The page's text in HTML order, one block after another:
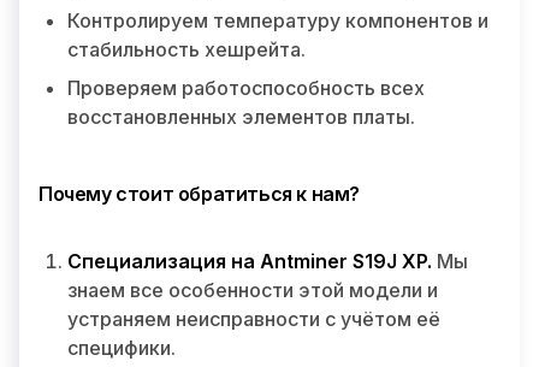
Контролируем температуру компонентов и
стабильность хешрейта.
Проверяем работоспособность всех
восстановленных элементов платы.
Почему стоит обратиться к нам?
Специализация на Antminer S19J XP. Мы
знаем все особенности этой модели и
устраняем неисправности с учётом её
специфики.